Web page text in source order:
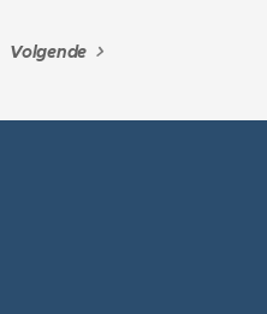
Volgende